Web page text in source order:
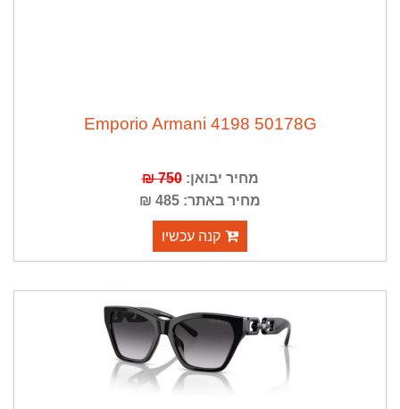
Emporio Armani 4198 50178G
מחיר יבואן:750 ₪
מחיר באתר: 485 ₪
קנה עכשיו